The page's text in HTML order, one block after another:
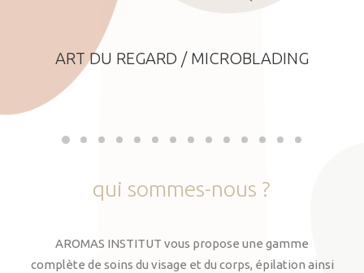
ART DU REGARD / MICROBLADING
qui sommes-nous ?
AROMAS INSTITUT vous propose une gamme
complète de soins du visage et du corps, épilation ainsi